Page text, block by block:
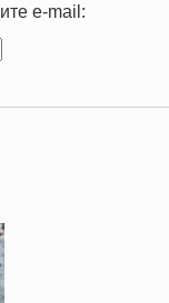
e-mail: